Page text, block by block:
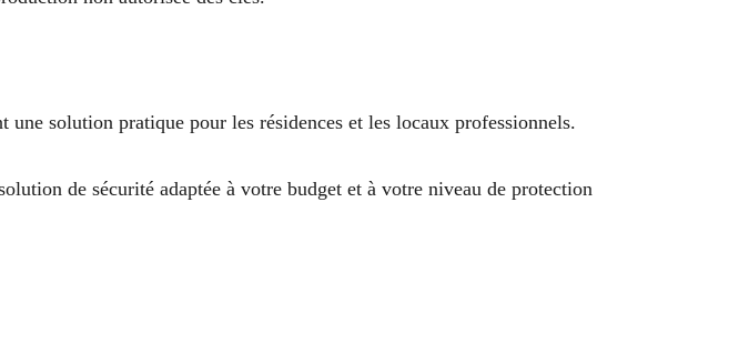
une solution pratique pour les résidences et les locaux professionnels.
de sécurité adaptée à votre budget et à votre niveau de protection